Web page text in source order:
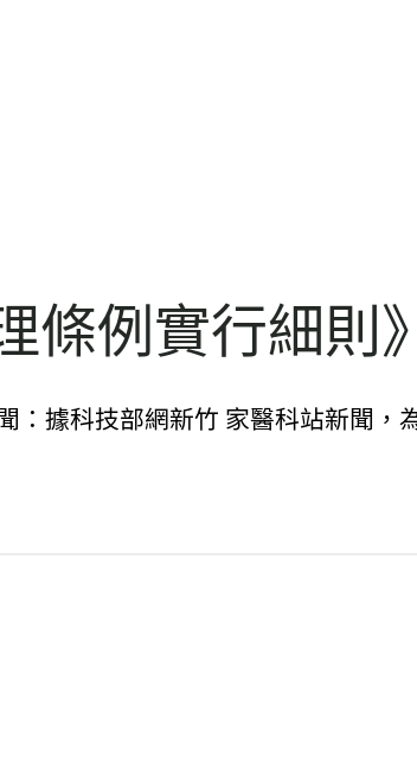
條例實行細則
：據科技部網新竹 家醫科站新聞，